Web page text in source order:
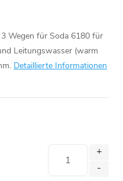
Wegen für Soda 6180 für
Leitungswasser (warm
Detaillierte Informationen